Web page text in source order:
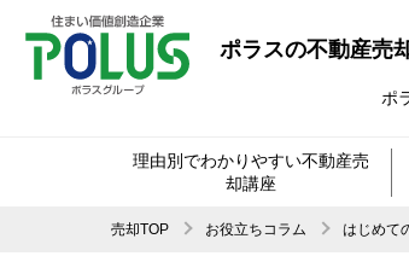
ポラスの不動産売
ポ
理由別でわかりやすい不動産売
却講座
売却TOP お役立ちコラム はじめて